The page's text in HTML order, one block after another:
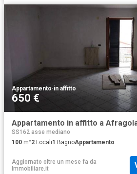
Appartamento·in affitto
650 €
Appartamento in affitto a
SS162 asse mediano
100 m²2 Locali1 BagnoAppartamento
Aggiornato oltre un mese fa da
Immobiliare.it